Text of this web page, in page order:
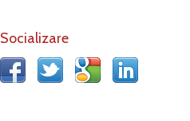
Socializare